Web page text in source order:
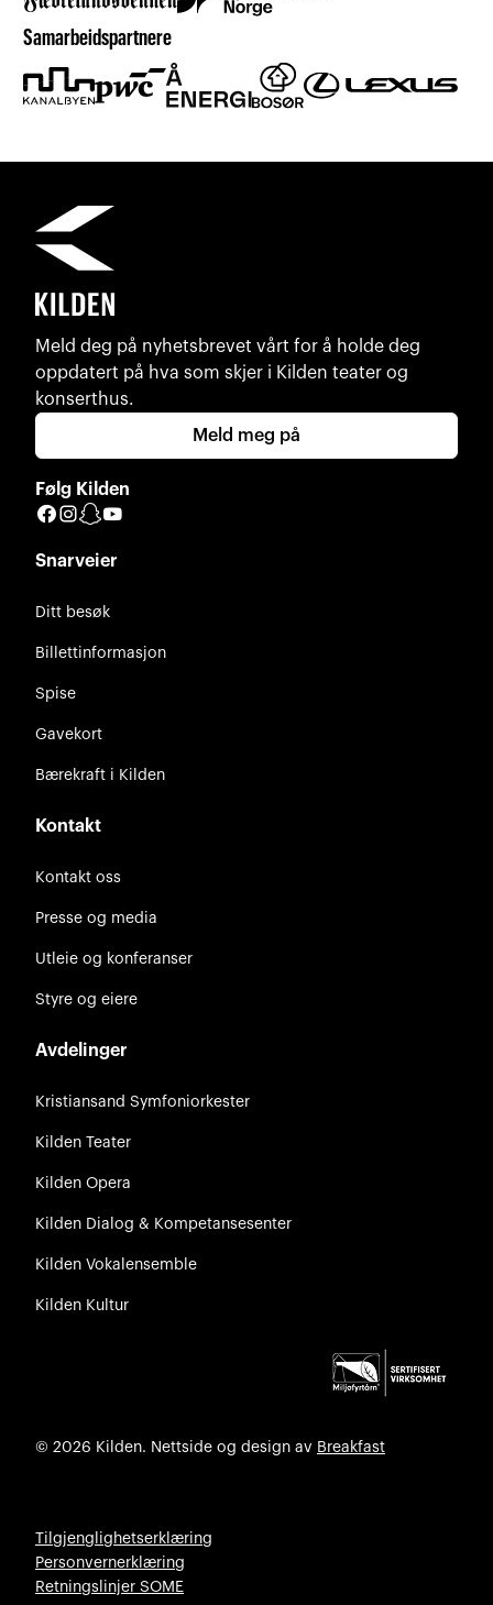
Samarbeidspartnere
Meld deg på nyhetsbrevet vårt for å holde deg
oppdatert på hva som skjer i Kilden teater og
konserthus.
Meld meg på
Følg Kilden
Facebook
Instagram
Snapchat
Snarveier
Ditt besøk
Billettinformasjon
Spise
Gavekort
Bærekraft i Kilden
Kontakt
Kontakt oss
Presse og media
Utleie og konferanser
Styre og eiere
Avdelinger
Kristiansand Symfoniorkester
Kilden Teater
Kilden Opera
Kilden Dialog & Kompetansesenter
Kilden Vokalensemble
Kilden Kultur
© 2026 Kilden. Nettside og design av Breakfast
Tilgjenglighetserklæring
Personvernerklæring
Retningslinjer SOME